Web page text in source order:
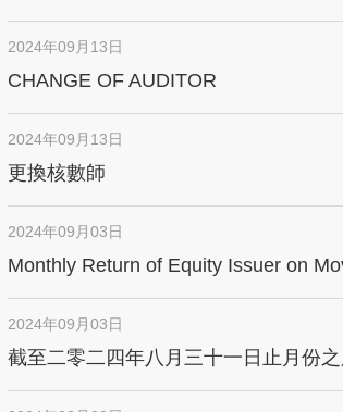
2024年09月13日
CHANGE OF AUDITOR
2024年09月13日
更換核數師
2024年09月03日
Monthly Return of Equity Issuer on
ended 31 August 2024
2024年09月03日
截至二零二四年八月三十一日止月份